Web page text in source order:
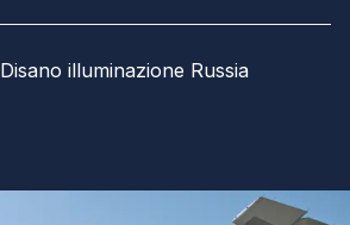
Disano illuminazione Russia